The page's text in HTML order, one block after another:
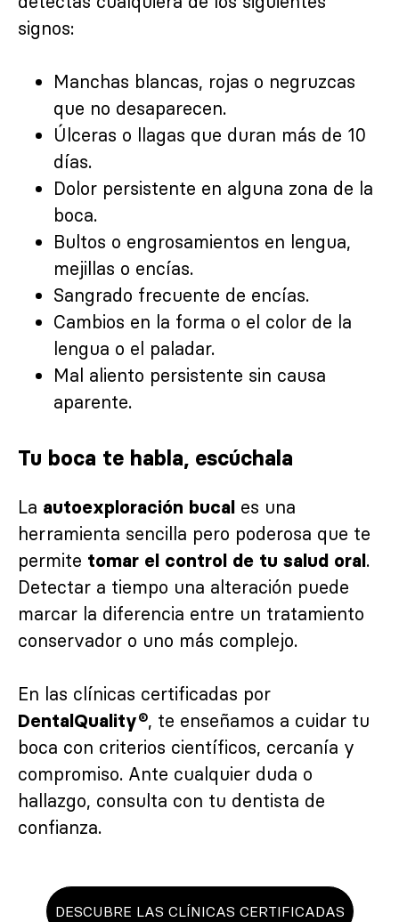
signos:
Manchas blancas, rojas o negruzcas
que no desaparecen.
Úlceras o llagas que duran más de 10
días.
Dolor persistente en alguna zona de la
boca.
Bultos o engrosamientos en lengua,
mejillas o encías.
Sangrado frecuente de encías.
Cambios en la forma o el color de la
lengua o el paladar.
Mal aliento persistente sin causa
aparente.
Tu boca te habla, escúchala
La autoexploración bucal es una
herramienta sencilla pero poderosa que te
permite tomar el control de tu salud oral.
Detectar a tiempo una alteración puede
marcar la diferencia entre un tratamiento
conservador o uno más complejo.
En las clínicas certificadas por
DentalQuality®, te enseñamos a cuidar tu
boca con criterios científicos, cercanía y
compromiso. Ante cualquier duda o
hallazgo, consulta con tu dentista de
confianza.
DESCUBRE LAS CLÍNICAS CERTIFICADAS